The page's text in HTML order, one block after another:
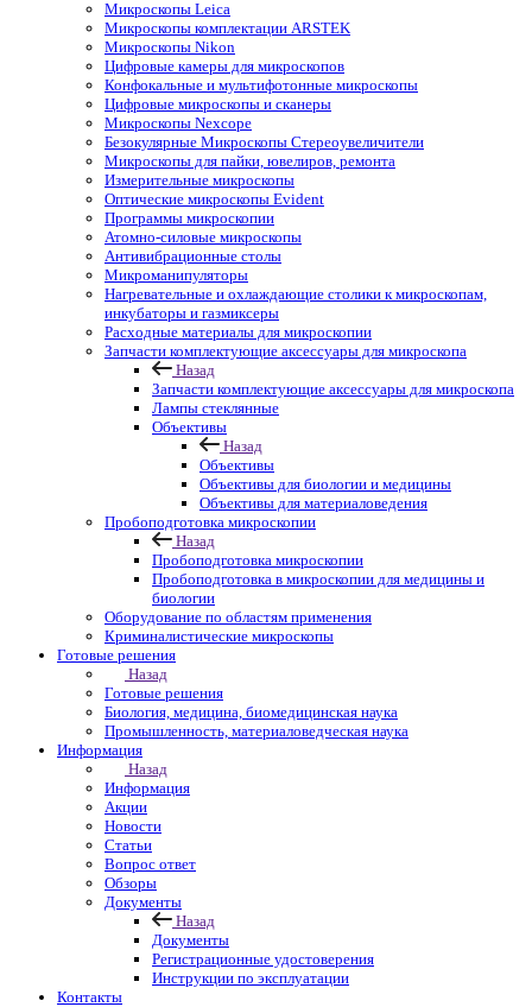
Микроскопы Leica
Микроскопы комплектации ARSTEK
Микроскопы Nikon
Цифровые камеры для микроскопов
Конфокальные и мультифотонные микроскопы
Цифровые микроскопы и сканеры
Микроскопы Nexcope
Безокулярные Микроскопы Стереоувеличители
Микроскопы для пайки, ювелиров, ремонта
Измерительные микроскопы
Оптические микроскопы Evident
Программы микроскопии
Атомно-силовые микроскопы
Антивибрационные столы
Микроманипуляторы
Нагревательные и охлаждающие столики к микроскопам,
инкубаторы и газмиксеры
Расходные материалы для микроскопии
Запчасти комплектующие аксессуары для микроскопа
Назад
Запчасти комплектующие аксессуары для микроскопа
Лампы стеклянные
Объективы
Назад
Объективы
Объективы для биологии и медицины
Объективы для материаловедения
Пробоподготовка микроскопии
Назад
Пробоподготовка микроскопии
Пробоподготовка в микроскопии для медицины и
биологии
Оборудование по областям применения
Криминалистические микроскопы
Готовые решения
Назад
Готовые решения
Биология, медицина, биомедицинская наука
Промышленность, материаловедческая наука
Информация
Назад
Информация
Акции
Новости
Статьи
Вопрос ответ
Обзоры
Документы
Назад
Документы
Регистрационные удостоверения
Инструкции по эксплуатации
Контакты